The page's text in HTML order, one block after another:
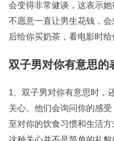
会变得非常健谈，这表示
不愿意一直让男生花钱，
后给你买奶茶，看电影时给
双子男对你有意思的
1、双子男对你有意思时，
关心。他们会询问你的感
至对你的饮食习惯和生活方